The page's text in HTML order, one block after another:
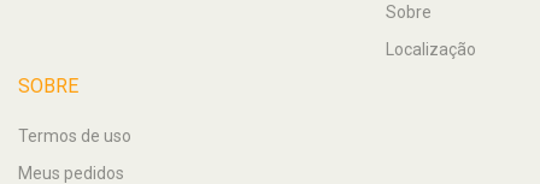
Sobre
Localização
SOBRE
Termos de uso
Meus pedidos